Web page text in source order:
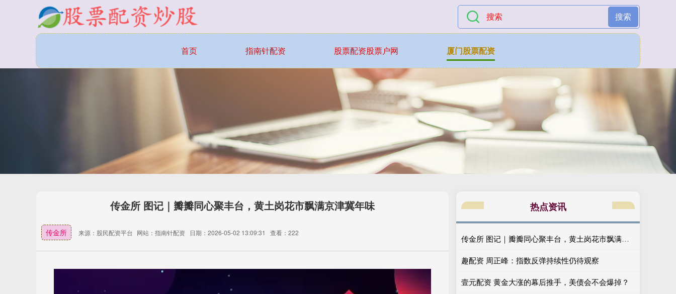
搜索
首页 指南针配资 股票配资股票户网 厦门股票配资
传金所 图记｜瓣瓣同心聚丰台，黄土岗花市飘满京津冀年味
传金所 来源：股民配资平台 网站：指南针配资 日期：2026-05-02 13:09:31 查看：222
热点资讯
传金所 图记｜瓣瓣同心聚丰台，黄土岗花市飘满京津冀年味
趣配资 周正峰：指数反弹持续性仍待观察
壹元配资 黄金大涨的幕后推手，美债会不会爆掉？